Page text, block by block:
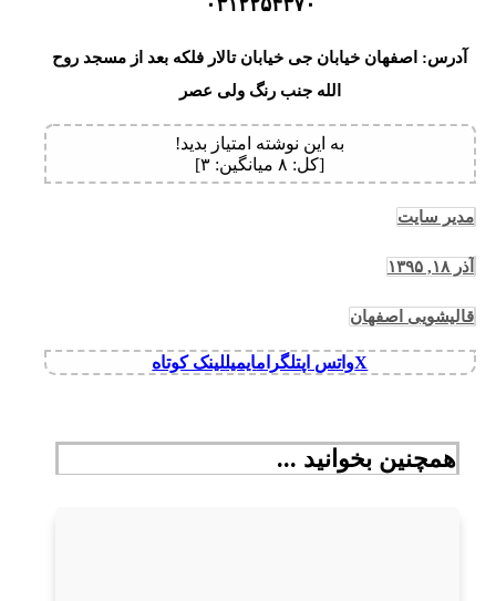
آدرس: اصفهان خیابان جی خیابان تالار فلکه بعد از مسجد روح
الله جنب رنگ ولی عصر
به این نوشته امتیاز بدید!
[کل: ۸ میانگین: ۳]
مدیر سایت
آذر ۱۸, ۱۳۹۵
قالیشویی اصفهان
Xواتس اپتلگرامایمیللینک کوتاه
همچنین بخوانید ...